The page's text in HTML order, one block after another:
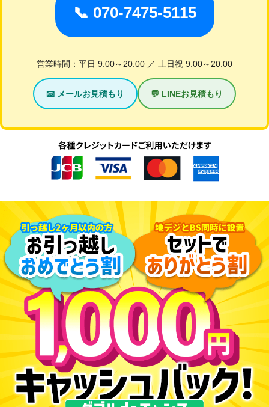
📞 070-7475-5115
営業時間：平日 9:00～20:00 ／ 土日祝 9:00～20:00
📧 メールお見積もり 💬 LINEお見積もり